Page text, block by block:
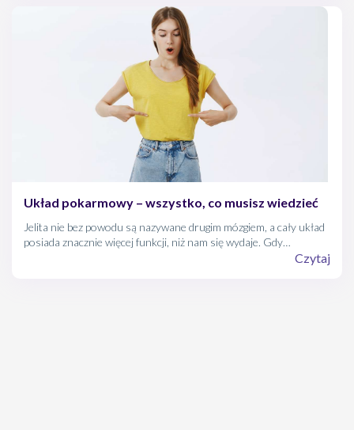
odgrywa ból brzucha powiązany z wypróżnieniami, występujący w
ściśle określonych ramach czasowych.
Układ pokarmowy – wszystko, co musisz wiedzieć
Jelita nie bez powodu są nazywane drugim mózgiem, a cały układ
posiada znacznie więcej funkcji, niż nam się wydaje. Gdy
odpowiednio o niego zadbamy, możemy cieszyć się lepszymCzytaj